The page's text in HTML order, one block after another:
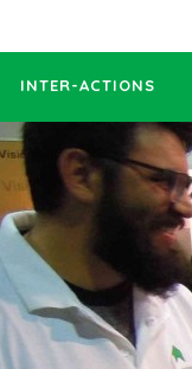
INTER-ACTIONS